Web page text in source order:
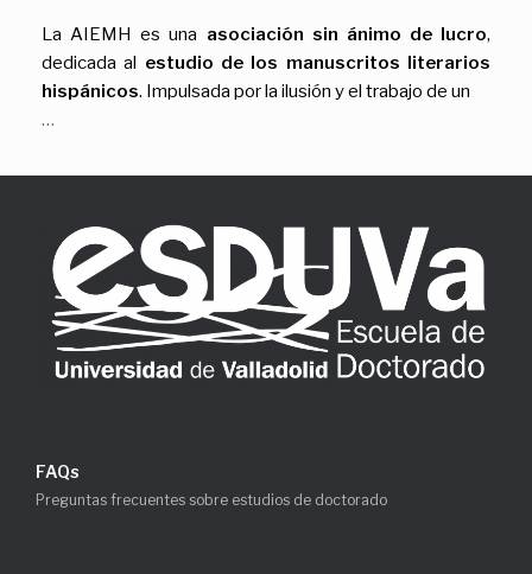
La AIEMH es una asociación sin ánimo de lucro,
dedicada al estudio de los manuscritos literarios
hispánicos. Impulsada por la ilusión y el trabajo de un
…
FAQs
Preguntas frecuentes sobre estudios de doctorado